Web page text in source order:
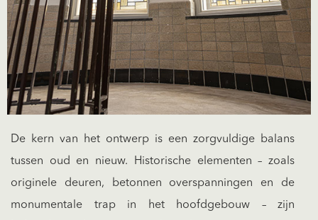
De kern van het ontwerp is een zorgvuldige balans
tussen oud en nieuw. Historische elementen – zoals
originele deuren, betonnen overspanningen en de
monumentale trap in het hoofdgebouw – zijn